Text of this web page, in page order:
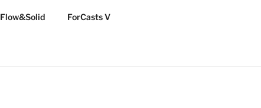
ForCasts V